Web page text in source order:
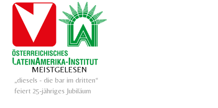
MEISTGELESEN
„diesels - die bar im dritten“
feiert 25-jähriges Jubiläum